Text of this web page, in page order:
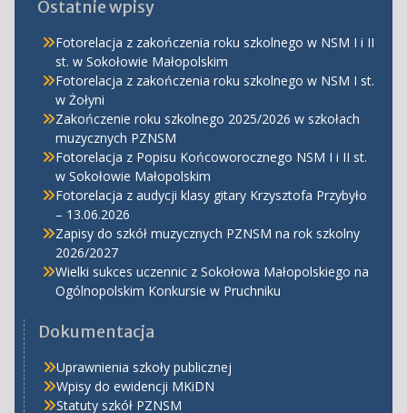
Ostatnie wpisy
Fotorelacja z zakończenia roku szkolnego w NSM I i II
st. w Sokołowie Małopolskim
Fotorelacja z zakończenia roku szkolnego w NSM I st.
w Żołyni
Zakończenie roku szkolnego 2025/2026 w szkołach
muzycznych PZNSM
Fotorelacja z Popisu Końcoworocznego NSM I i II st.
w Sokołowie Małopolskim
Fotorelacja z audycji klasy gitary Krzysztofa Przybyło
– 13.06.2026
Zapisy do szkół muzycznych PZNSM na rok szkolny
2026/2027
Wielki sukces uczennic z Sokołowa Małopolskiego na
Ogólnopolskim Konkursie w Pruchniku
Dokumentacja
Uprawnienia szkoły publicznej
Wpisy do ewidencji MKiDN
Statuty szkół PZNSM